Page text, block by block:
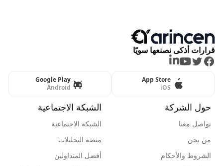
قرارات أذكى نصنعها سويًا
Facebook
Twitter
Youtube
LinkedIn
App Store
iOS
Google Play
Android
حول الشركة
تواصل معنا
من نحن
الشروط والأحكام
الشبكة الاجتماعية
الشبكة الاجتماعية
منصة التحليلات
أفضل المتداولين